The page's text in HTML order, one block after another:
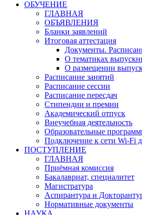
ОБУЧЕНИЕ
ГЛАВНАЯ
ОБЪЯВЛЕНИЯ
Бланки заявлений
Итоговая аттестация
Документы.
О тематиках
О размещении
Расписание занятий
Расписание сессии
Расписание пересдач
Стипендии и премии
Академический отпуск
Внеучебная деятельность
Образовательные
Подключение к сети Wi-Fi
ПОСТУПЛЕНИЕ
ГЛАВНАЯ
Приёмная комиссия
Бакалавриат, специалитет
Магистратура
Аспирантура и
Нормативные документы
НАУКА